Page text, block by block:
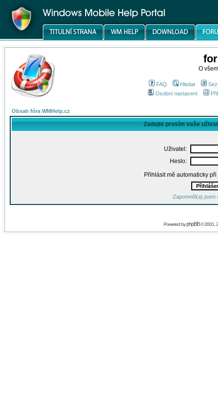
O
FAQ Hledat
Osobní nastavení
Obsah fóra WMHelp.cz
Zadejte prosím vaše
Uživatel:
Heslo:
Přihlásit mě automaticky
Zapomněl(a) jsem
Powered byphpBB© 2001,